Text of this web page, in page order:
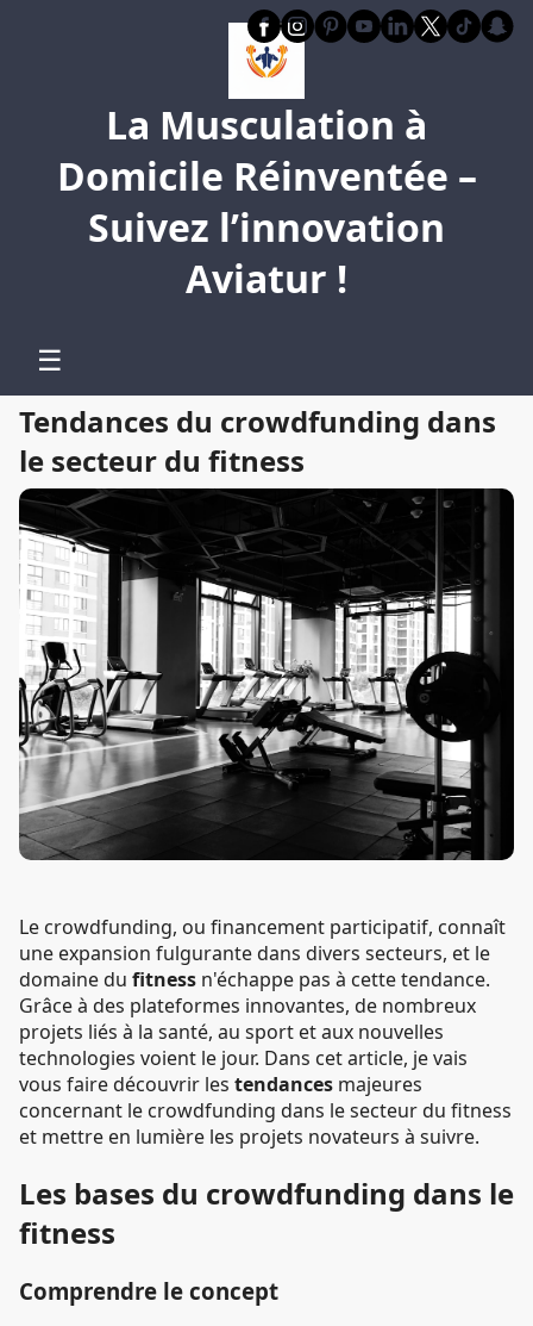
La Musculation à
Domicile Réinventée –
Suivez l’innovation
Aviatur !
☰
Tendances du crowdfunding dans
le secteur du fitness
Le crowdfunding, ou financement participatif, connaît
une expansion fulgurante dans divers secteurs, et le
domaine du fitness n'échappe pas à cette tendance.
Grâce à des plateformes innovantes, de nombreux
projets liés à la santé, au sport et aux nouvelles
technologies voient le jour. Dans cet article, je vais
vous faire découvrir les tendances majeures
concernant le crowdfunding dans le secteur du fitness
et mettre en lumière les projets novateurs à suivre.
Les bases du crowdfunding dans le
fitness
Comprendre le concept